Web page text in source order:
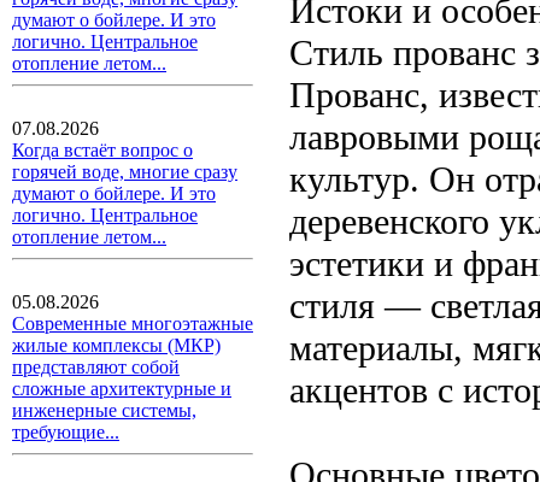
думают о бойлере. И это
логично. Центральное
отопление летом...
07.08.2026
Когда встаёт вопрос о
горячей воде, многие сразу
думают о бойлере. И это
логично. Центральное
отопление летом...
05.08.2026
Современные многоэтажные
жилые комплексы (МКР)
представляют собой
сложные архитектурные и
инженерные системы,
требующие...
Истоки и
Стиль прованс
Прованс,
лавровыми
культур. Он
деревенского
эстетики и
стиля —
материалы,
акцентов с